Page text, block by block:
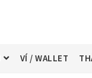
VÍ / WALLET